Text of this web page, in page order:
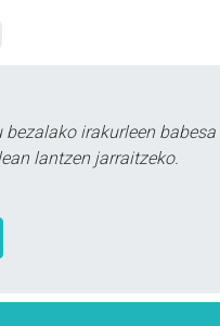
irakurleen
lantzen jarraitzeko.